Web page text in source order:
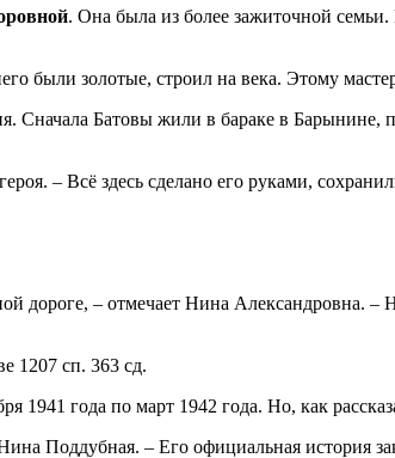
. Она была из более зажиточной
были золотые, строил на века. Этому
Сначала Батовы жили в бараке в Барынине,
– Всё здесь сделано его руками,
дороге, – отмечает Нина Александровна.
1207 сп. 363 сд.
года по март 1942 года. Но, как
Поддубная. – Его официальная история